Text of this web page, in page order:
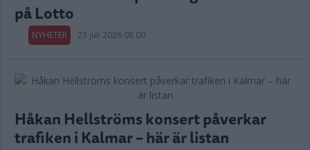
på Lotto
NYHETER 23 juli 2026 08.00
Håkan Hellströms konsert påverkar
trafiken i Kalmar – här är listan